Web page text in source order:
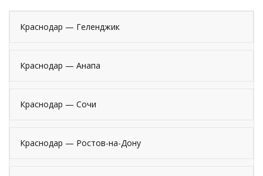
Краснодар — Геленджик
Краснодар — Анапа
Краснодар — Сочи
Краснодар — Ростов-на-Дону